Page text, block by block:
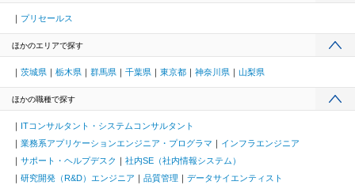
プリセールス
ほかのエリアで探す
茨城県 栃木県 群馬県 千葉県 東京都 神奈川県 山梨県
ほかの職種で探す
ITコンサルタント・システムコンサルタント
業務系アプリケーションエンジニア・プログラマ
インフラエンジニア
サポート・ヘルプデスク
社内SE（社内情報システム）
研究開発（R&D）エンジニア
品質管理
データサイエンティスト